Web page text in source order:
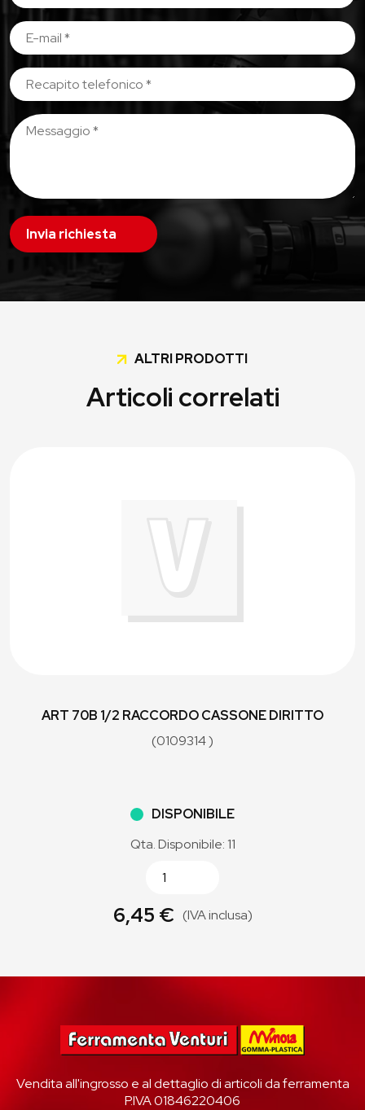
Invia richiesta
ALTRI PRODOTTI
Articoli correlati
ART 70B 1/2 RACCORDO CASSONE DIRITTO
(0109314 )
DISPONIBILE
Qta. Disponibile: 11
6,45 € (IVA inclusa)
Vendita all'ingrosso e al dettaglio di articoli da ferramenta
P.IVA 01846220406